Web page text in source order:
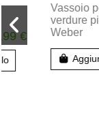
Vassoio per
verdure piccolo
Weber
Aggiungi al